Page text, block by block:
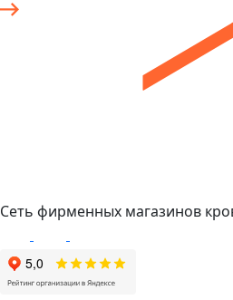
Сеть фирменных магазинов